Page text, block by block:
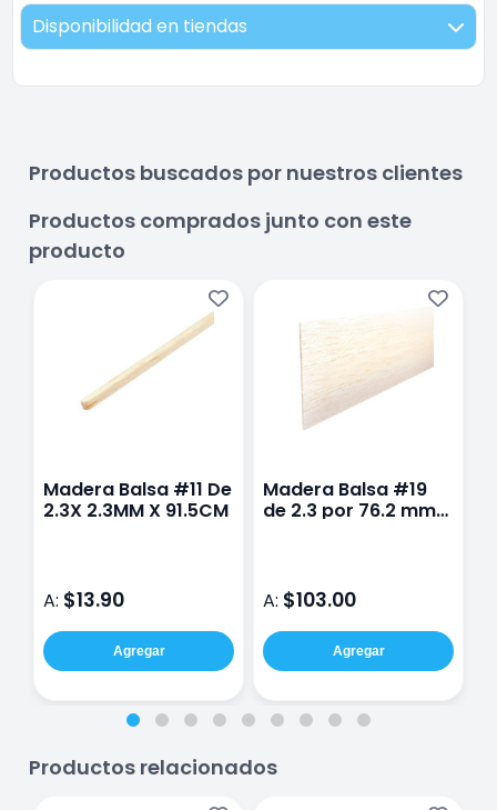
Disponibilidad en tiendas
Productos buscados por nuestros clientes
Productos comprados junto con este
producto
Madera Balsa #11 De
2.3X 2.3MM X 91.5CM
A: $13.90
Agregar
Madera Balsa #19
de 2.3 por 76.2 mm
A: $103.00
Agregar
Productos relacionados